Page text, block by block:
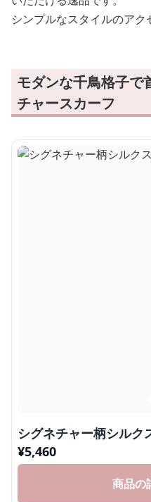
シンプルなスタイルのアク
モダンな千鳥格子で
チャースカーフ
シグネチャー柄シルク
¥5,460
商品の